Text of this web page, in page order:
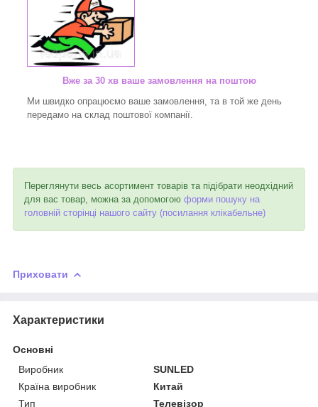
Вже за 30 хв ваше замовлення на поштою
Ми швидко опрацюємо ваше замовлення, та в той же день
передамо на склад поштової компанії.
Переглянути весь асортимент товарів та підібрати неодхідний
для вас товар, можна за допомогою форми пошуку на
головній сторінці нашого сайту (посилання клікабельне)
Приховати
Характеристики
Основні
Виробник
SUNLED
Країна виробник
Китай
Тип
Телевізор